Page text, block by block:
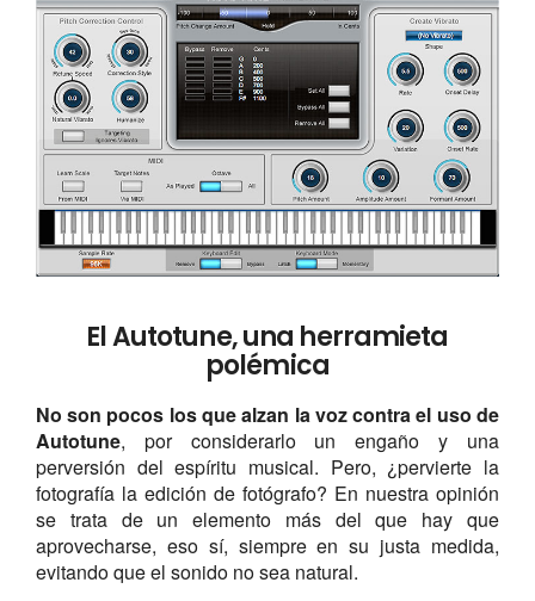
El Autotune, una herramieta
polémica
No son pocos los que alzan la voz contra el uso de
Autotune, por considerarlo un engaño y una
perversión del espíritu musical. Pero, ¿pervierte la
fotografía la edición de fotógrafo? En nuestra opinión
se trata de un elemento más del que hay que
aprovecharse, eso sí, siempre en su justa medida,
evitando que el sonido no sea natural.